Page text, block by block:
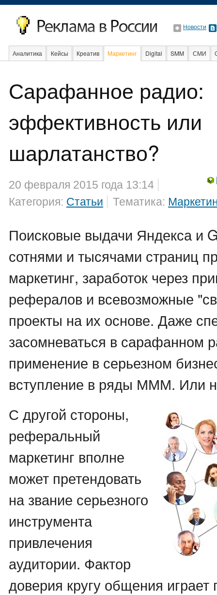
Новости
Аналитика Кейсы Креатив Маркетинг Digital SMM СМИ
Интернет
Сарафанное радио:
эффективность или
шарлатанство?
20 февраля 2015 года 13:14
Категория: Статьи Тематика:
Поисковые выдачи Яндекса и
сотнями и тысячами страниц
маркетинг, заработок через
рефералов и всевозможные
проекты на их основе. Даже
засомневаться в сарафанном
применение в серьезном
вступление в ряды МММ. Или
С другой стороны,
реферальный
маркетинг вполне
может претендовать
на звание серьезного
инструмента
привлечения
аудитории. Фактор
доверия кругу общения